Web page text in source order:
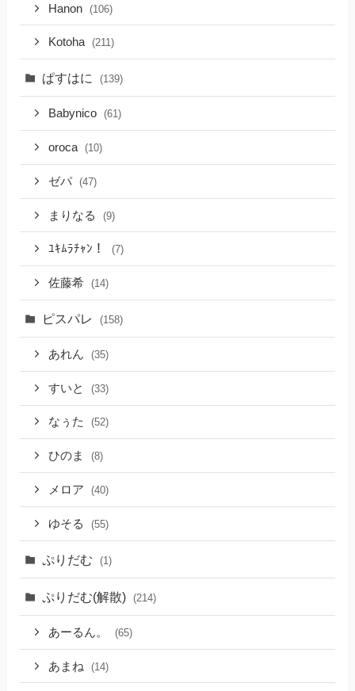
Hanon (106)
Kotoha (211)
ぱすはに (139)
Babynico (61)
oroca (10)
ゼパ (47)
まりなる (9)
ﾕｷﾑﾗﾁｬﾝ！ (7)
佐藤希 (14)
ピスパレ (158)
あれん (35)
すいと (33)
なぅた (52)
ひのま (8)
メロア (40)
ゆそる (55)
ぷりだむ (1)
ぷりだむ(解散) (214)
あーるん。 (65)
あまね (14)